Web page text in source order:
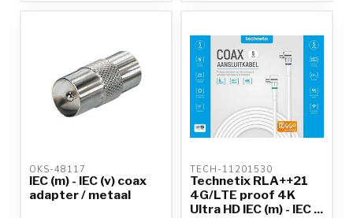
OKS-48117
IEC (m) - IEC (v) coax
adapter / metaal
TECH-11201530
Technetix RLA++21
4G/LTE proof 4K
Ultra HD IEC (m) - IEC ...